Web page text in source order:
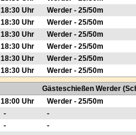
Uhr
Werder - 25/50m
Uhr
Werder - 25/50m
Uhr
Werder - 25/50m
Uhr
Werder - 25/50m
Uhr
Werder - 25/50m
Uhr Werder - 25/50m
Gästeschießen Werder
Uhr
Werder - 25/50m
-
-
-
-